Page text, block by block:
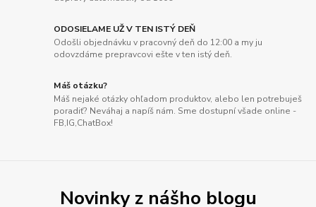
ODOSIELAME UŽ V TEN ISTÝ DEŇ
Odošli objednávku v pracovný deň do 12:00 a my ju
odovzdáme prepravcovi ešte v ten istý deň.
Máš otázku?
Máš nejaké otázky ohľadom produktov, alebo len potrebuješ
poradiť? Neváhaj a napíš nám. Sme dostupní všade online -
FB,IG,ChatBox!
Novinky z nášho blogu